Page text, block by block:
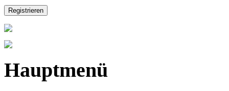
Registrieren
Hauptmenü